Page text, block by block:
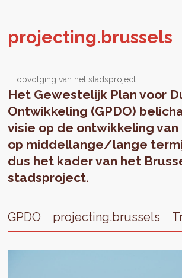
pro­jec­ting.brus­sels
opvolging van het stadsproject
Het Gewestelijk Plan voor
Ontwikkeling (GPDO)
visie op de ontwikkeling
op middellange/lange
dus het kader van het
stadsproject.
GPDO projecting.brussels